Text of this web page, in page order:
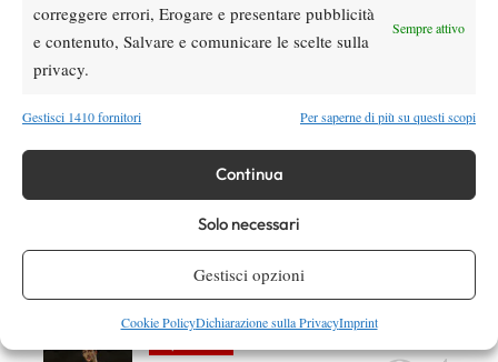
correggere errori, Erogare e presentare pubblicità
e contenuto, Salvare e comunicare le scelte sulla
privacy.
Sempre attivo
Gestisci 1410 fornitori Per saperne di più su questi scopi
Continua
Solo necessari
Gestisci opzioni
Cookie PolicyDichiarazione sulla PrivacyImprint
Ritiro Alcaraz da Cincinnati, US Open a
rischio?
Masters 1000 Montreal 2026: cade un altro
italiano, Sonego subito fuori
News
Atmane: lacrime a Montreal dopo il rientro